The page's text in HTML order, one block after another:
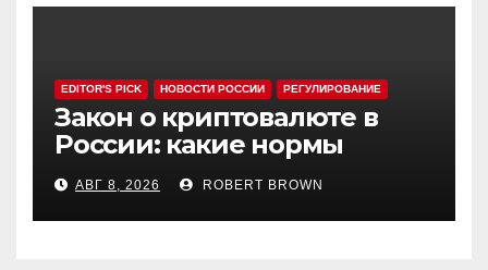
EDITOR'S PICK НОВОСТИ РОССИИ РЕГУЛИРОВАНИЕ
Закон о криптовалюте в
России: какие нормы
эксперты считают
спорными
АВГ 8, 2026 ROBERT BROWN